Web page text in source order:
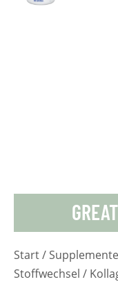
Start/ Supplemente
Stoffwechsel /